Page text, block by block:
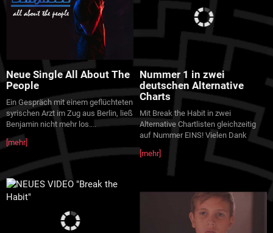
Neue Single All About The
People
Ein Gespräch mit einem geflüchteten
syrischen Arzt im Zug aus Berlin, ließ
Benjamin nicht mehr los....
[mehr]
Nummer 1 in zwei
deutschen Alternative
Charts
Mit Break the Habit in zwei
Alternative Chartlisten gleichzeitig
auf Nummer EINS! Vielen Dank
[mehr]